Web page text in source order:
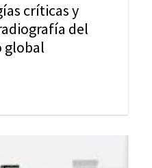
críticas y
del
global